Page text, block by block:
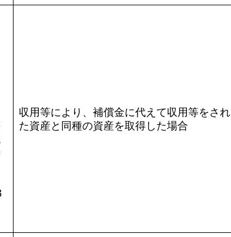
収用等により、補償金に代えて収用等をされ
た資産と同種の資産を取得した場合